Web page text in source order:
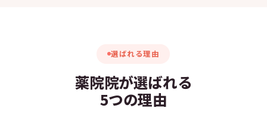
選ばれる理由
薬院院が選ばれる
5つの理由